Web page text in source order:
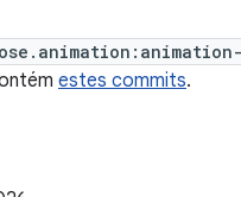
estes commits.